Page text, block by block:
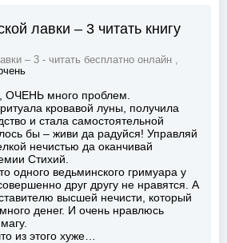
лавки – 3 читать книгу
– 3 - читать бесплатно онлайн ,
ОЧЕНЬ много проблем.
кровавой луны, получила
и стала самостоятельной
бы – живи да радуйся! Управляй
нечистью да оканчивай
Стихий.
одного ведьминского гримуара у
друг другу не нравятся. А
высшей нечисти, который
денег. И очень нравлюсь
из этого хуже…